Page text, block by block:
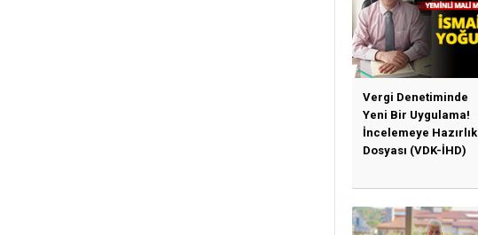
Vergi Denetiminde
Yeni Bir Uygulama!
İncelemeye Hazırlık
Dosyası (VDK-İHD)